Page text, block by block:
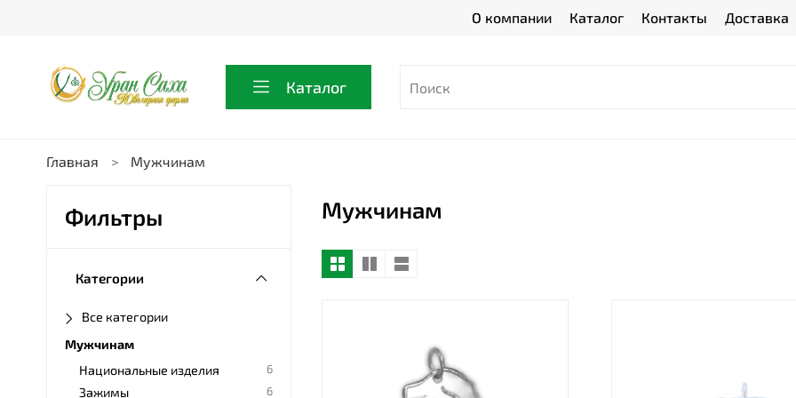
О компании Каталог Контакты Доставка
Каталог
Главная Мужчинам
Мужчинам
Фильтры
Категории
Все категории
Мужчинам
Национальные изделия
6
Зажимы 6